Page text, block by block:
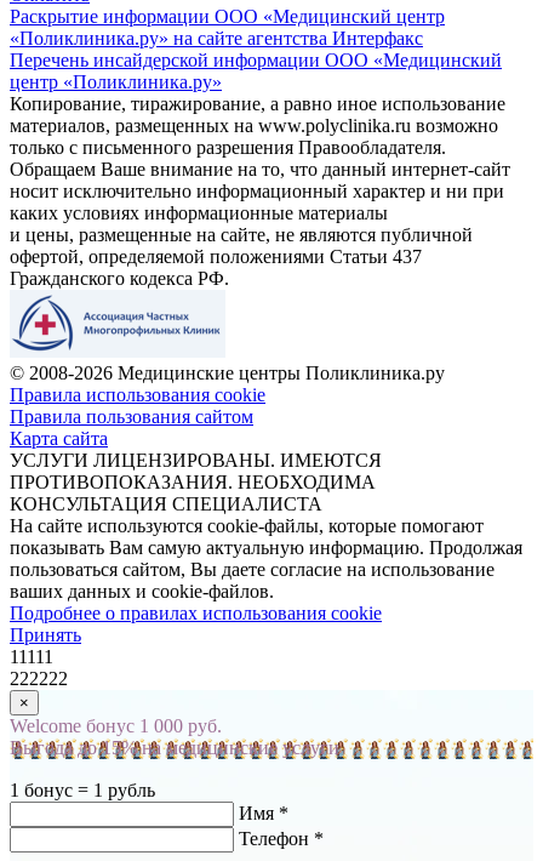
Раскрытие информации ООО «Медицинский центр
«Поликлиника.ру» на сайте агентства Интерфакс
Перечень инсайдерской информации ООО «Медицинский
центр «Поликлиника.ру»
Копирование, тиражирование, а равно иное использование
материалов, размещенных на www.polyclinika.ru возможно
только с письменного разрешения Правообладателя.
Обращаем Ваше внимание на то, что данный интернет-сайт
носит исключительно информационный характер и ни при
каких условиях информационные материалы
и цены, размещенные на сайте, не являются публичной
офертой, определяемой положениями Статьи 437
Гражданского кодекса РФ.
© 2008-2026 Медицинские центры Поликлиника.ру
Правила использования cookie
Правила пользования сайтом
Карта сайта
УСЛУГИ ЛИЦЕНЗИРОВАНЫ. ИМЕЮТСЯ
ПРОТИВОПОКАЗАНИЯ. НЕОБХОДИМА
КОНСУЛЬТАЦИЯ СПЕЦИАЛИСТА
На сайте используются cookie-файлы, которые помогают
показывать Вам самую актуальную информацию. Продолжая
пользоваться сайтом, Вы даете согласие на использование
ваших данных и cookie-файлов.
Подробнее о правилах использования cookie
Принять
11111
222222
×
Welcome бонус 1 000 руб.
Выгода до 15% на медицинские услуги
1 бонус = 1 рубль
Имя *
Телефон *